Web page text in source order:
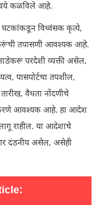
कळविले आहे.
घटकांकडून विध्वंसक कृत्ये,
तपासणी आवश्यक आहे.
परदेशी व्यक्ती असेल,
पासपोर्टचा तपशील,
वैधता नोंदणीचे
करणे आवश्यक आहे. हा आदेश
लागू राहील. या आदेशाचे
दंडनीय असेल, असेही